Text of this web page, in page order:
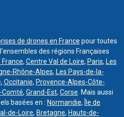
de drones en France pour toutes
des régions Françaises
France, Centre Val de Loire, Paris, Les
Rhône-Alpes, Les Pays-de-la-
, Occitanie, Provence-Alpes-Côte-
Comté, Grand-Est, Corse . Mais aussi
basées en : Normandie,
Île de
de-Loire, Bretagne, Hauts-de-